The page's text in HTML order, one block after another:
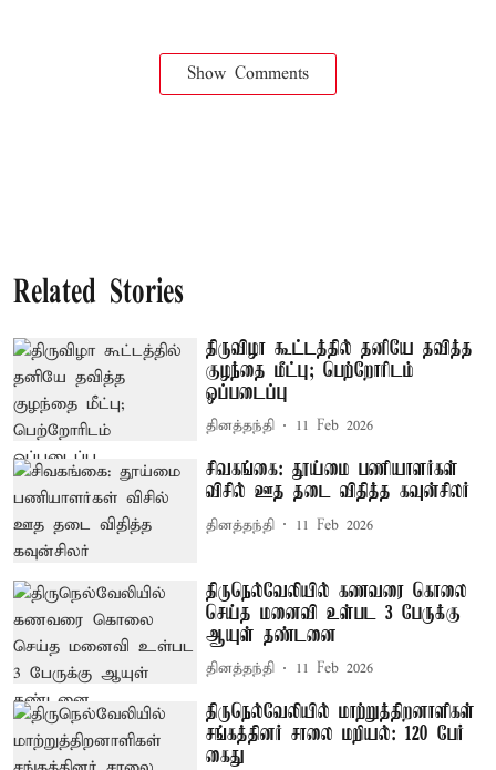
Show Comments
Related Stories
திருவிழா கூட்டத்தில் தனியே தவித்த
குழந்தை மீட்பு; பெற்றோரிடம்
ஒப்படைப்பு
தினத்தந்தி 11 Feb 2026
சிவகங்கை: தூய்மை பணியாளர்கள்
விசில் ஊத தடை விதித்த கவுன்சிலர்
தினத்தந்தி 11 Feb 2026
திருநெல்வேலியில் கணவரை கொலை
செய்த மனைவி உள்பட 3 பேருக்கு
ஆயுள் தண்டனை
தினத்தந்தி 11 Feb 2026
திருநெல்வேலியில் மாற்றுத்திறனாளிகள்
சங்கத்தினர் சாலை மறியல்: 120 பேர்
கைது